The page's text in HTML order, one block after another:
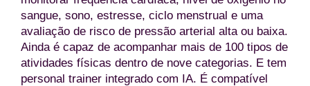
sangue, sono, estresse, ciclo menstrual e uma
avaliação de risco de pressão arterial alta ou baixa.
Ainda é capaz de acompanhar mais de 100 tipos de
atividades físicas dentro de nove categorias. E tem
personal trainer integrado com IA. É compatível